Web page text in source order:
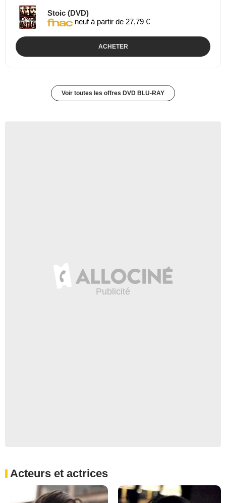
Stoic (DVD)
neuf à partir de 27,79 €
ACHETER
Voir toutes les offres DVD BLU-RAY
Acteurs et actrices